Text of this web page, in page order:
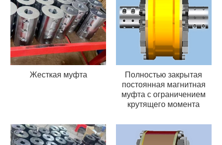
Жесткая муфта
Полностью закрытая
постоянная магнитная
муфта с ограничением
крутящего момента